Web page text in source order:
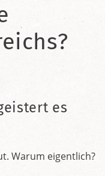
es
Warum eigentlich?